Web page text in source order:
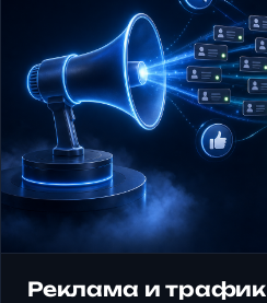
Реклама и трафик